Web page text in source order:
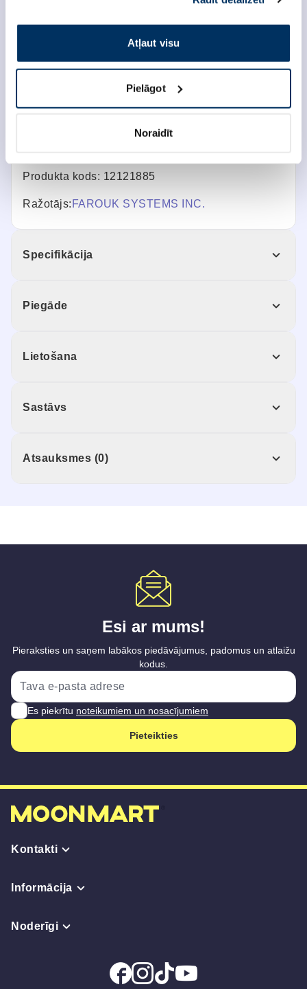
pakalpojumus. Ja piekrītat šo papildu sīkdatņu
izmantošanai, lūdzu, atzīmējiet savu izvēli:
Atļaut visu
Pielāgot
Noraidīt
stiprākus, veselīgākus, piešķir tiem apjomu. Matu
šķipsnas nezaudēs barības vielas un kļūs
mitrinātas ar lielisku spīdumu un mirdzumu. Matu
vides ietekmes. Baro un stiprina matus. Šampūns
Produkta kods: 12121885
Ražotājs: FAROUK SYSTEMS INC.
Specifikācija
Piegāde
Lietošana
Sastāvs
Atsauksmes (0)
Esi ar mums!
Pieraksties un saņem labākos piedāvājumus, padomus un atlaižu
kodus.
Es piekrītu noteikumiem un nosacījumiem
Pieteikties
Kontakti
Informācija
Noderīgi